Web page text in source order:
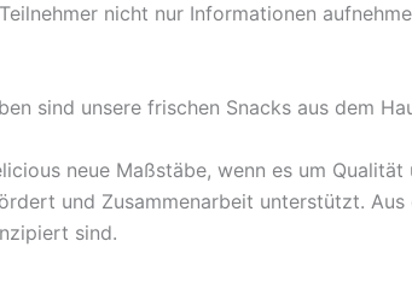
nicht nur Informationen
sind unsere frischen Snacks aus dem
neue Maßstäbe, wenn es um
und Zusammenarbeit unterstützt.
sind.